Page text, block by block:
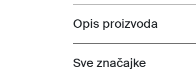
Toggle overview
Opis proizvoda
Toggle features
Sve značajke